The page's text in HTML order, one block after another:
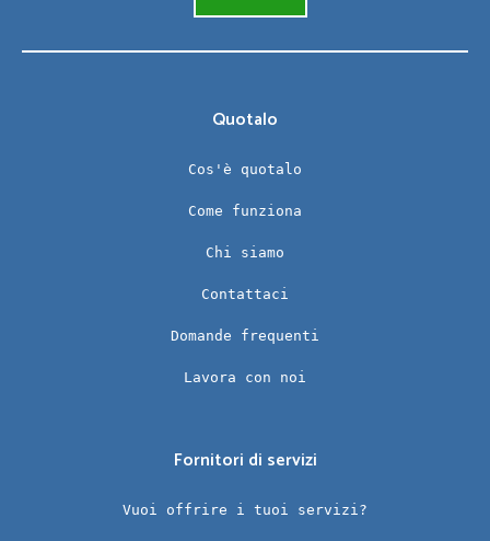
Quotalo
Cos'è quotalo
Come funziona
Chi siamo
Contattaci
Domande frequenti
Lavora con noi
Fornitori di servizi
Vuoi offrire i tuoi servizi?